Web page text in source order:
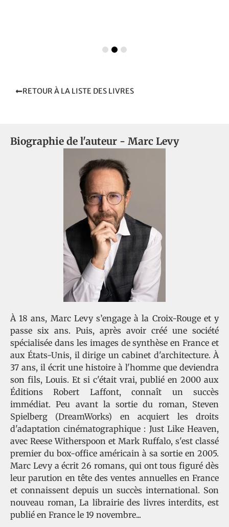
RETOUR À LA LISTE DES LIVRES
Biographie de l'auteur - Marc Levy
À 18 ans, Marc Levy s’engage à la Croix-Rouge et y
passe six ans. Puis, après avoir créé une société
spécialisée dans les images de synthèse en France et
aux États-Unis, il dirige un cabinet d'architecture. À
37 ans, il écrit une histoire à l'homme que deviendra
son fils, Louis. Et si c'était vrai, publié en 2000 aux
Éditions Robert Laffont, connaît un succès
immédiat. Peu avant la sortie du roman, Steven
Spielberg (DreamWorks) en acquiert les droits
d'adaptation cinématographique : Just Like Heaven,
avec Reese Witherspoon et Mark Ruffalo, s'est classé
premier du box-office américain à sa sortie en 2005.
Marc Levy a écrit 26 romans, qui ont tous figuré dès
leur parution en tête des ventes annuelles en France
et connaissent depuis un succès international. Son
nouveau roman, La librairie des livres interdits, est
publié en France le 19 novembre...